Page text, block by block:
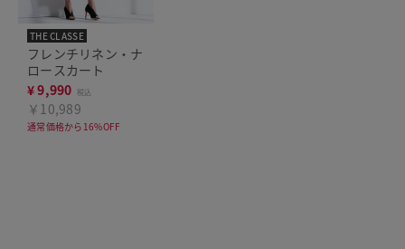
THE CLASSE
フレンチリネン・ナ
ロースカート
¥9,990 税込
￥10,989
通常価格から16%OFF